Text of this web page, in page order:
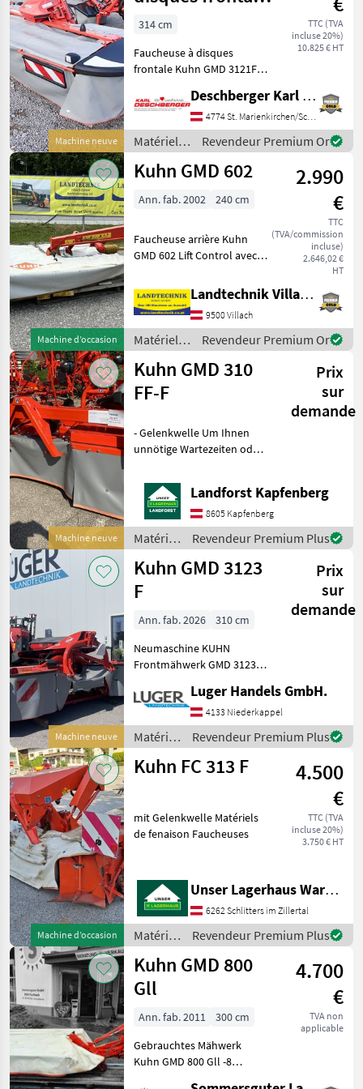
GMD
280
FF
Tout
afficher
MARKETPLACE
Marketplace
Offres des
distributeurs
Petites
annonces
Machine neuve
Kuhn GMD
3121F-FF
TTC (TVA
incluse 20%)
10.825 € HT
314 cm
Faucheuse à disques
frontale Kuhn GMD 3121F-
de 3, 14 m, d'une largeur de
transport de 3 m, équipée
d'une barre de coupe
OPTIDISC ELITE, 7
Deschberger Karl Landtechnik GesmbH & Co KG
4774 St. Marienkirchen/Schärding
Matériels
de
fenaison /
Revendeur Premium Or
Machine d’occasion
Kuhn GMD 602
2.990
€
TTC
(TVA/commission
incluse)
2.646,02 €
HT
Ann. fab. 2002 240 cm
Faucheuse arrière Kuhn
GMD 602 Lift Control avec
largeur de travail : 240 cm, 4
disques de coupe, 2
tambours de coupe,
système de changement r
Landtechnik Villach GmbH
9500 Villach
Matériels
de
fenaison /
Kuhn
Revendeur Premium Or
Machine neuve
Kuhn GMD 310
FF-F
Prix
sur
demande
- Gelenkwelle Um Ihnen
unnötige Wartezeiten oder
bitten wir Sie um vorherige
Kontaktaufnahme, falls Sie
eine unserer Maschinen
besichtigen
Landforst Kapfenberg
8605 Kapfenberg
Matériels
de
fenaison
/ Kuhn
Revendeur Premium Plus
Machine neuve
Kuhn GMD 3123
F
Prix
sur
demande
Ann. fab. 2026
310 cm
Neumaschine KUHN
Frontmähwerk GMD 3123 F
14 m, Transportbreite 3
Meter + Optidisc Elite
Mähbalken, wartungsfrei +
7 Mähscheiben
Luger Handels GmbH.
4133 Niederkappel
Matériels
de
fenaison
Revendeur Premium Plus
Machine d’occasion
Kuhn FC 313 F
4.500
€
TTC (TVA
incluse 20%)
3.750 € HT
mit Gelenkwelle Matériels
de fenaison Faucheuses
Unser Lagerhaus Warenhandelsges.m.b.H.
6262 Schlitters im Zillertal
Matériels
de
fenaison
/ Kuhn
Revendeur Premium Plus
Kuhn GMD 800
Gll
4.700
€
TVA non
applicable
Ann. fab. 2011
300 cm
Gebrauchtes Mähwerk
Kuhn GMD 800 Gll -8